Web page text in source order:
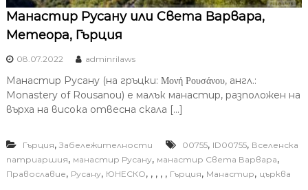
Манастир Русану или Света Варвара,
Метеора, Гърция
08.07.2022 adminrilaws
Манастир Русану (на гръцки: Μονή Ρουσάνου, англ.:
Monastery of Rousanou) е малък манастир, разположен на
върха на висока отвесна скала […]
Гърция, Забележителности 00755, ID00755, Вселенска
патриаршия, манастир Русану, манастир Света Варвара,
Православие, Русану, ЮНЕСКО, , , , , Гърция, Манастир, църква